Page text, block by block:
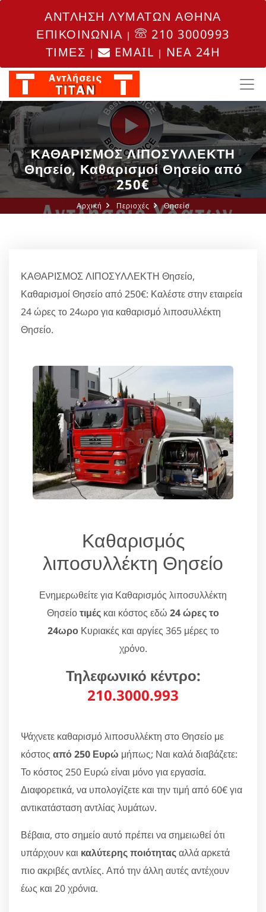
ΑΝΤΛΗΣΗ ΛΥΜΑΤΩΝ ΑΘΗΝΑ
ΕΠΙΚΟΙΝΩΝΙΑ |
210 3000993
ΤΙΜΕΣ | EMAIL | NEA 24H
ΚΑΘΑΡΙΣΜΟΣ ΛΙΠΟΣΥΛΛΕΚΤΗ
Θησείο, Καθαρισμοί Θησείο από
250€
Αρχική Περιοχές Θησείο
ΚΑΘΑΡΙΣΜΟΣ ΛΙΠΟΣΥΛΛΕΚΤΗ Θησείο,
Καθαρισμοί Θησείο από 250€: Καλέστε στην εταιρεία
24 ώρες το 24ωρο για καθαρισμό λιποσυλλέκτη
Θησείο.
Καθαρισμός
λιποσυλλέκτη Θησείο
Ενημερωθείτε για Καθαρισμός λιποσυλλέκτη
Θησείοτιμές και κόστος εδώ 24 ώρες το
24ωροΚυριακές και αργίες 365 μέρες το
χρόνο.
Τηλεφωνικό κέντρο:
210.3000.993
Ψάχνετε καθαρισμό λιποσυλλέκτη στο Θησείο με
κόστος από 250 Ευρώ μήπως; Ναι καλά διαβάζετε:
Το κόστος 250 Ευρώ είναι μόνο για εργασία.
Διαφορετικά, να υπολογίζετε και την τιμή από 60€ για
αντικατάσταση αντλίας λυμάτων.
Βέβαια, στο σημείο αυτό πρέπει να σημειωθεί ότι
υπάρχουν και καλύτερης ποιότηταςαλλά αρκετά
πιο ακριβές αντλίες. Από την άλλη αυτές αντέχουν
έως και 20 χρόνια.